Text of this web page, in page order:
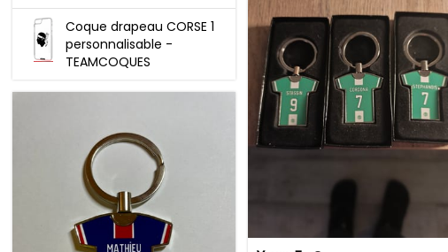
Coque drapeau CORSE 1
personnalisable -
TEAMCOQUES